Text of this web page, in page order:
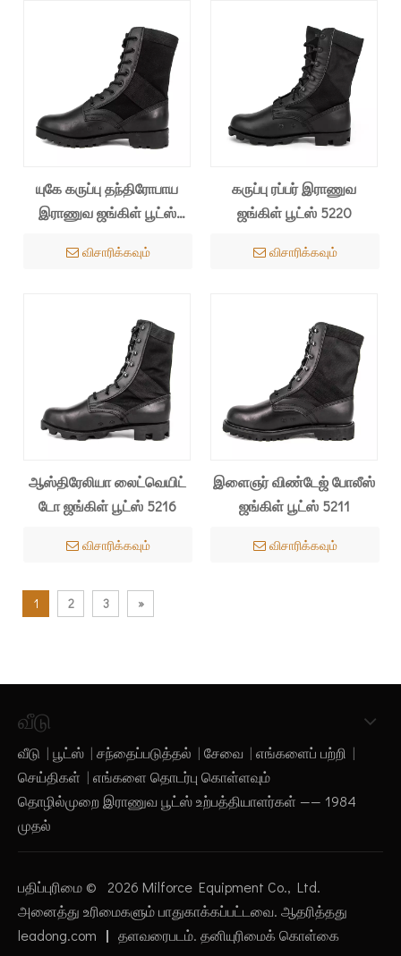
யுகே கருப்பு தந்திரோபாய
இராணுவ ஜங்கிள் பூட்ஸ்
விசாரிக்கவும்
கருப்பு ரப்பர் இராணுவ
ஜங்கிள் பூட்ஸ் 5220
விசாரிக்கவும்
ஆஸ்திரேலியா லைட்வெயிட்
டோ ஜங்கிள் பூட்ஸ் 5216
விசாரிக்கவும்
இளைஞர் விண்டேஜ் போலீஸ்
ஜங்கிள் பூட்ஸ் 5211
விசாரிக்கவும்
1 2 3 »
வீடு
வீடு | பூட்ஸ் | சந்தைப்படுத்தல் | சேவை | எங்களைப் பற்றி |
செய்திகள் | எங்களை தொடர்பு கொள்ளவும்
தொழில்முறை இராணுவ பூட்ஸ் உற்பத்தியாளர்கள் —— 1984
முதல்
பதிப்புரிமை © 2026 Milforce Equipment Co., Ltd.
அனைத்து உரிமைகளும் பாதுகாக்கப்பட்டவை. ஆதரித்தது
leadong.com ｜ தளவரைபடம். தனியுரிமைக் கொள்கை